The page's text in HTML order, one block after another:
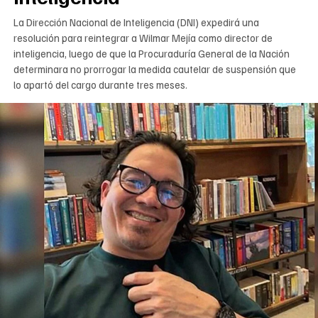
La Dirección Nacional de Inteligencia (DNI) expedirá una
resolución para reintegrar a Wilmar Mejía como director de
inteligencia, luego de que la Procuraduría General de la Nación
determinara no prorrogar la medida cautelar de suspensión que
lo apartó del cargo durante tres meses.